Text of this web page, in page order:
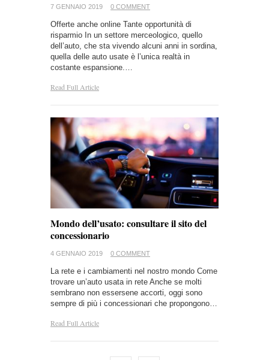
7 GENNAIO 2019 0 COMMENT
Offerte anche online Tante opportunità di
risparmio In un settore merceologico, quello
dell’auto, che sta vivendo alcuni anni in sordina,
quella delle auto usate è l’unica realtà in
costante espansione.…
Read Full Article
Mondo dell’usato: consultare il sito del
concessionario
4 GENNAIO 2019 0 COMMENT
La rete e i cambiamenti nel nostro mondo Come
trovare un’auto usata in rete Anche se molti
sembrano non essersene accorti, oggi sono
sempre di più i concessionari che propongono…
Read Full Article